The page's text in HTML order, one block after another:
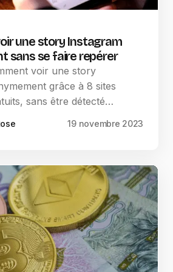
une story Instagram
sans se faire repérer
voir une story
grâce à 8 sites
sans être détecté…
19 novembre 2023